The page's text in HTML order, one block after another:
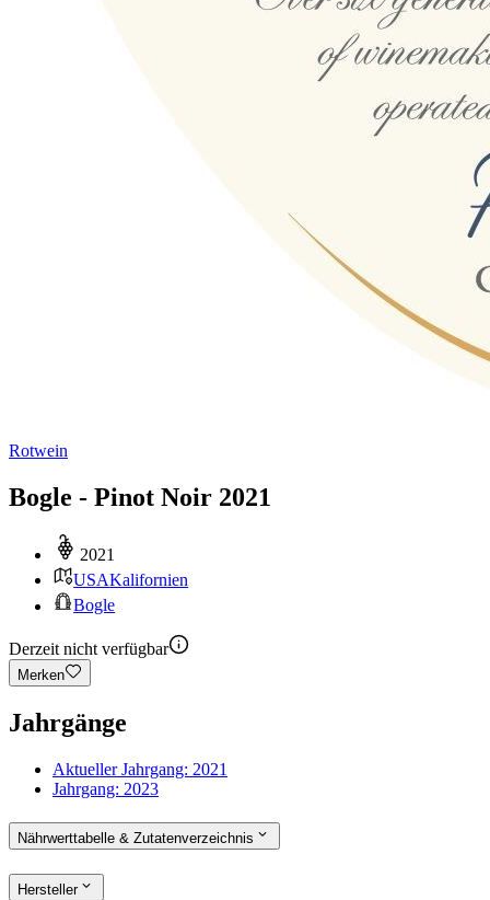
Rotwein
Bogle - Pinot Noir 2021
2021
USAKalifornien
Bogle
Derzeit nicht verfügbar
Merken
Jahrgänge
Aktueller Jahrgang: 2021
Jahrgang: 2023
Nährwerttabelle & Zutatenverzeichnis
Hersteller